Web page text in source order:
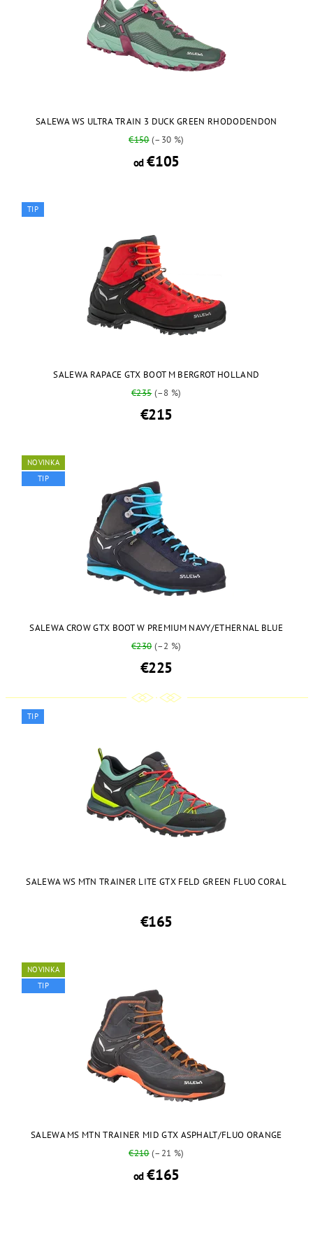
SALEWA WS ULTRA TRAIN 3 DUCK GREEN RHODODENDON
€150(–30 %)
od€105
TIP
SALEWA RAPACE GTX BOOT M BERGROT HOLLAND
€235(–8 %)
€215
NOVINKA
TIP
SALEWA CROW GTX BOOT W PREMIUM NAVY/ETHERNAL BLUE
€230(–2 %)
€225
TIP
SALEWA WS MTN TRAINER LITE GTX FELD GREEN FLUO CORAL
€165
NOVINKA
TIP
SALEWA MS MTN TRAINER MID GTX ASPHALT/FLUO ORANGE
€210(–21 %)
od€165